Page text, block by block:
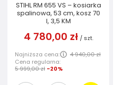
STIHL RM 655 VS – kosiarka
spalinowa, 53 cm, kosz 70
l, 3,5 KM
4 780,00 zł / szt.
Najniższa cena:
4 940,00 zł
Cena regularna:
5 999,00 zł -20%